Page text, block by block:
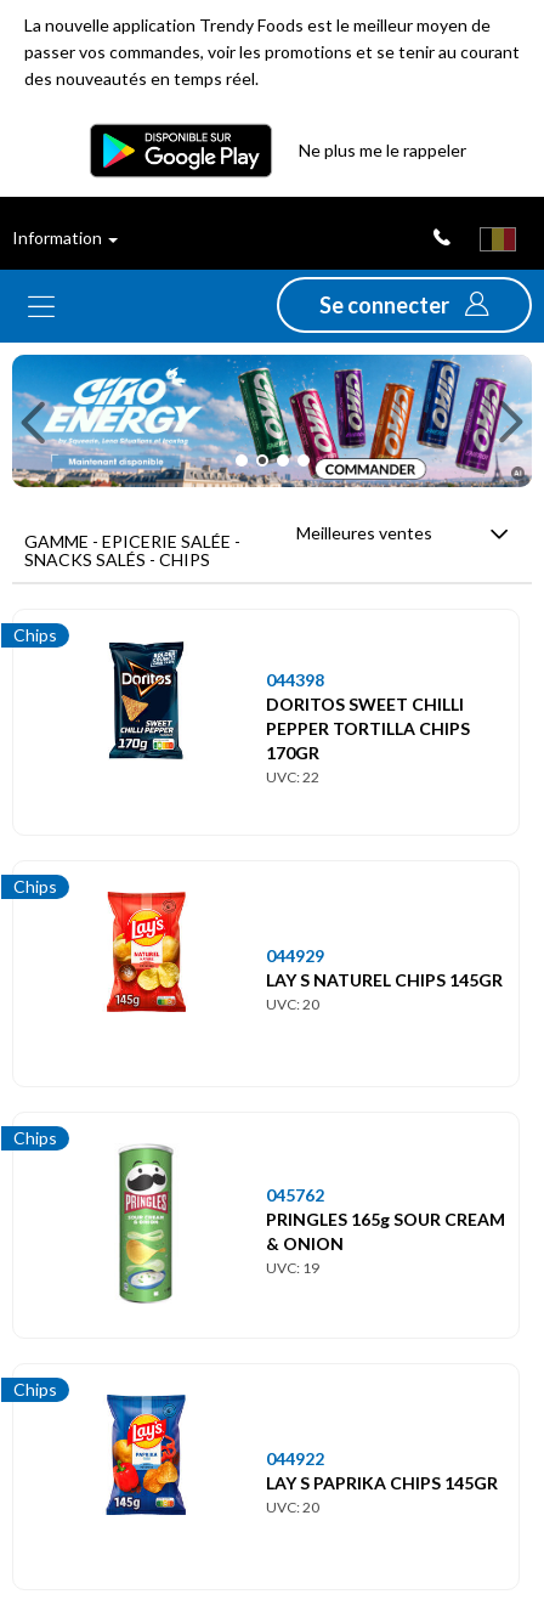
La nouvelle application Trendy Foods est le meilleur moyen de
passer vos commandes, voir les promotions et se tenir au courant
des nouveautés en temps réel.
Ne plus me le rappeler
Information
Se connecter
ventes
Nouveautés
Promotions
Déstockage
Menu
principal
Epicerie
salée
Previous
GAMME - EPICERIE SALÉE -
SNACKS SALÉS - CHIPS
Meilleures ventes
Chips
044398
DORITOS SWEET CHILLI
PEPPER TORTILLA CHIPS
170GR
UVC: 22
Chips
044929
LAY S NATUREL CHIPS 145GR
UVC: 20
Chips
045762
PRINGLES 165g SOUR CREAM
& ONION
UVC: 19
Chips
044922
LAY S PAPRIKA CHIPS 145GR
UVC: 20